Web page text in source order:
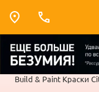
Build & Paint Краски